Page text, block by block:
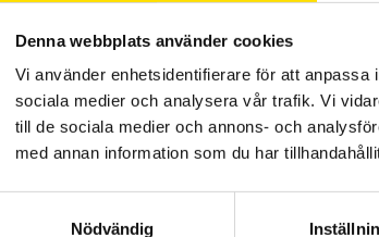
Denna webbplats använder cookies
Vi använder enhetsidentifierare för att
sociala medier och analysera vår trafik. Vi
till de sociala medier och annons- och
med annan information som du har
Nödvändig